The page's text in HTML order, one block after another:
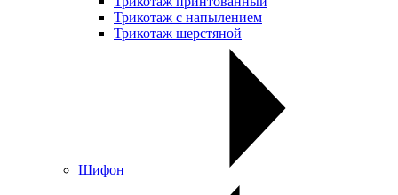
Трикотаж с напылением
Трикотаж шерстяной
Шифон